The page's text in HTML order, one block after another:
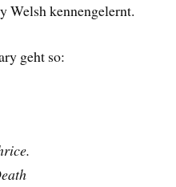
Welsh kennengelernt.
geht so: